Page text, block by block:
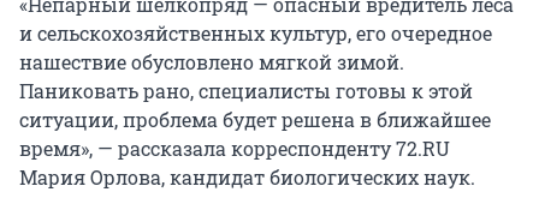
и сельскохозяйственных культур, его очередное
нашествие обусловлено мягкой зимой.
Паниковать рано, специалисты готовы к этой
ситуации, проблема будет решена в ближайшее
время», — рассказала корреспонденту 72.RU
Мария Орлова, кандидат биологических наук.